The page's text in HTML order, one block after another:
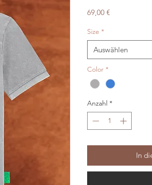
69,00 €Preis
Size *
Auswählen
Color *
Anzahl *
In